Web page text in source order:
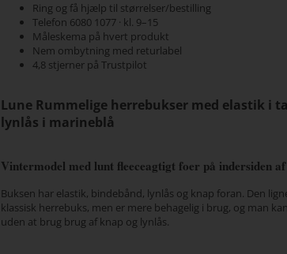
Ring og få hjælp til størrelser/bestilling
Telefon 6080 1077 · kl. 9–15
Måleskema på hvert produkt
Nem ombytning med returlabel
4,8 stjerner på Trustpilot
Lune Rummelige herrebukser med elastik i
lynlås i marineblå
Vintermodel med lunt fleeceagtigt foer på indersiden
Buksen har elastik, bindebånd, lynlås og knap foran. Den
klassisk herrebuks, men er mere behagelig i brug, og man
uden at brug brug af knap og lynlås.